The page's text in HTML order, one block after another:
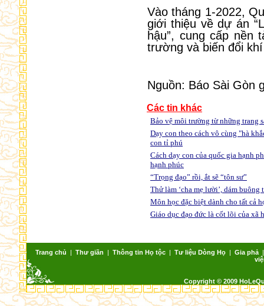
Vào tháng 1-2022,
giới thiệu về dự án
hậu”, cung cấp nền
trường và biến đổi
Nguồn: Báo Sài Gòn
Các tin khác
Bảo vệ môi trường từ những trang
Dạy con theo cách vô cùng "hà
con tỉ phú
Cách dạy con của quốc gia hạnh
hạnh phúc
“Trọng đạo” rồi, ắt sẽ “tôn sư”
Thử làm ‘cha mẹ lười’, dám buông
Môn học đặc biệt dành cho tất cả
Giáo dục đạo đức là cốt lõi của
Trang chủ | Thư giãn | Thông tin Họ tộc| Tư liệu Dòng Họ| Gia phả
Copyright © 2009